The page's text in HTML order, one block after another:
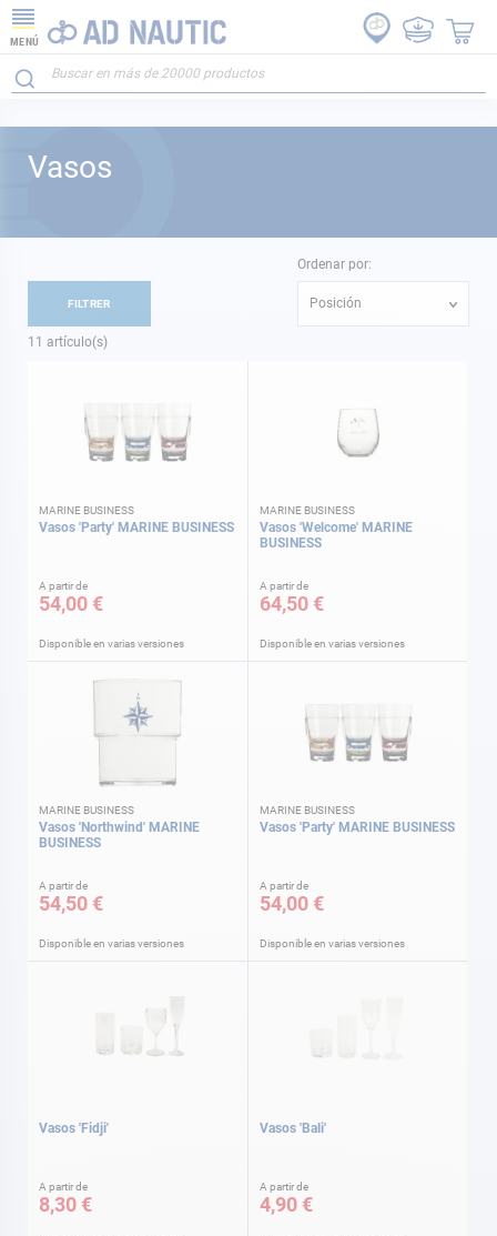
MENÚ
Vasos
11 artículo(s)
Ordenar por:
Posición
MARINE BUSINESS
Vasos 'Party' MARINE BUSINESS
A partir de
54,00 €
Disponible en varias versiones
MARINE BUSINESS
Vasos 'Welcome' MARINE
BUSINESS
A partir de
64,50 €
Disponible en varias versiones
MARINE BUSINESS
Vasos 'Northwind' MARINE
BUSINESS
A partir de
54,50 €
Disponible en varias versiones
MARINE BUSINESS
Vasos 'Party' MARINE BUSINESS
A partir de
54,00 €
Disponible en varias versiones
Vasos 'Fidji'
A partir de
8,30 €
Vasos 'Bali'
A partir de
4,90 €
FILTRER